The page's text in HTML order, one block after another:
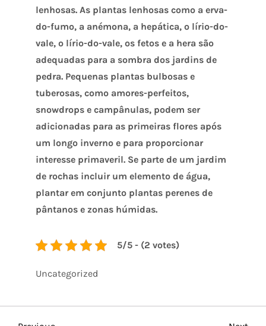
lenhosas. As plantas lenhosas como a erva-
do-fumo, a anémona, a hepática, o lírio-do-
vale, o lírio-do-vale, os fetos e a hera são
adequadas para a sombra dos jardins de
pedra. Pequenas plantas bulbosas e
tuberosas, como amores-perfeitos,
snowdrops e campânulas, podem ser
adicionadas para as primeiras flores após
um longo inverno e para proporcionar
interesse primaveril. Se parte de um jardim
de rochas incluir um elemento de água,
plantar em conjunto plantas perenes de
pântanos e zonas húmidas.
5/5 - (2 votes)
Uncategorized